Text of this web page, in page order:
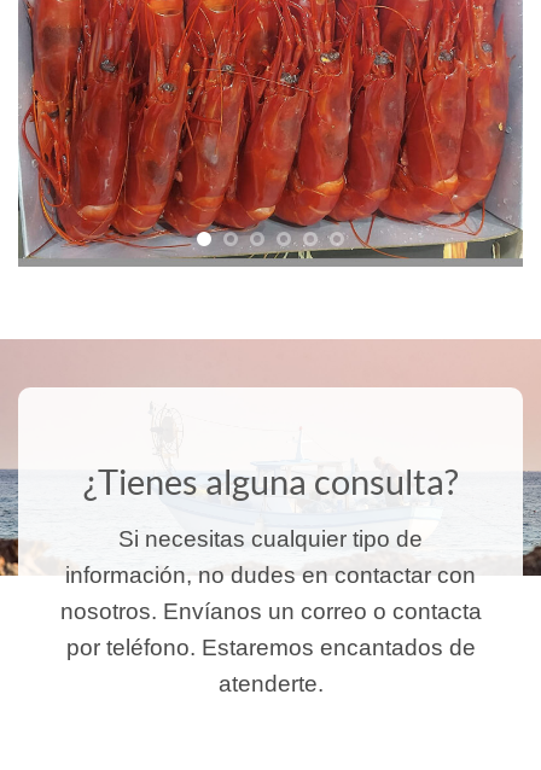
¿Tienes alguna consulta?
Si necesitas cualquier tipo de
información, no dudes en contactar con
nosotros. Envíanos un correo o contacta
por teléfono. Estaremos encantados de
atenderte.